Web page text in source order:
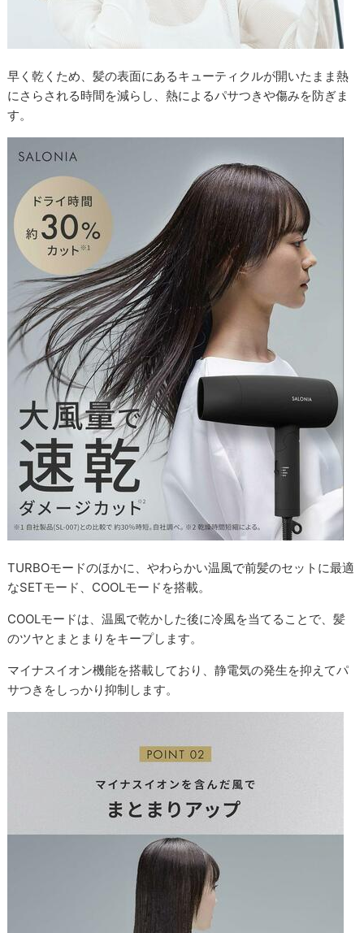
早く乾くため、髪の表面にあるキューティクルが開いたまま熱
にさらされる時間を減らし、熱によるパサつきや傷みを防ぎま
す。
TURBOモードのほかに、やわらかい温風で前髪のセットに最適
なSETモード、COOLモードを搭載。
COOLモードは、温風で乾かした後に冷風を当てることで、髪
のツヤとまとまりをキープします。
マイナスイオン機能を搭載しており、静電気の発生を抑えてパ
サつきをしっかり抑制します。